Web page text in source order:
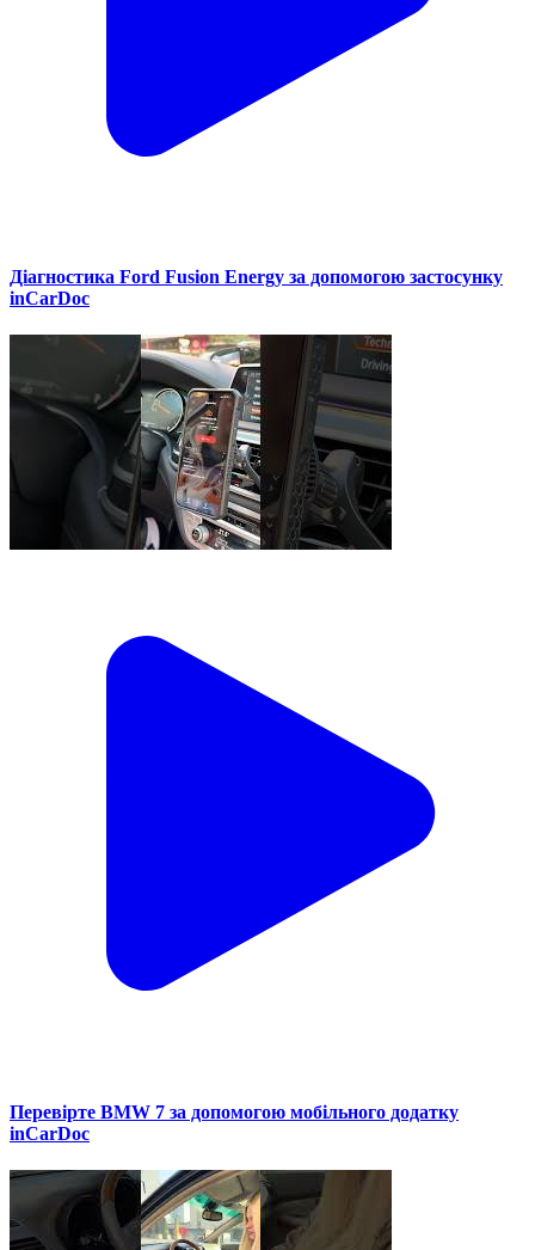
Діагностика Ford Fusion Energy за допомогою застосунку
inCarDoc
Перевірте BMW 7 за допомогою мобільного додатку
inCarDoc